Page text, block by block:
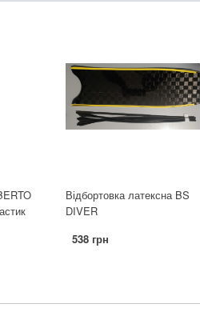
Відбортовка латексна BS
DIVER
538 грн